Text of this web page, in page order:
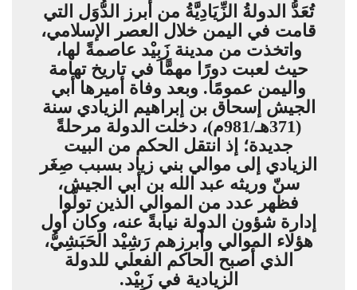
تُعَدُّ الدولةُ الزِّيَادِيَّةُ من أبرز الدُّوَل التي
قامت في اليمن خلال العصر الإسلامي،
واتخذت من مدينة زَبِيْد عاصمةً لها،
حيث لعبت دورًا مهمًّا في تاريخ تهامة
واليمن عمومًا. وبعد وفاة أميرها أبي
الجيش إسحاق بن إبراهيم الزيادي سنة
(371هـ/981م)، دخلت الدولة مرحلةً
جديدة؛ إذ انتقل الحكم من البيت
الزيادي إلى موالي بني زياد بسبب صِغَر
سنّ وريثه عبد الله بن أبي الجيش،
فظهر عدد من الموالي الذين تولّوا
إدارة شؤون الدولة نيابةً عنه، وكان أول
هؤلاء الموالي وأبرزهم رَشِيْد الحَبَشِيُّ،
الذي أصبح الحاكم الفعلي للدولة
الزيادية في زَبِيْد.